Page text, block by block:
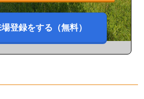
登録をする（無料）